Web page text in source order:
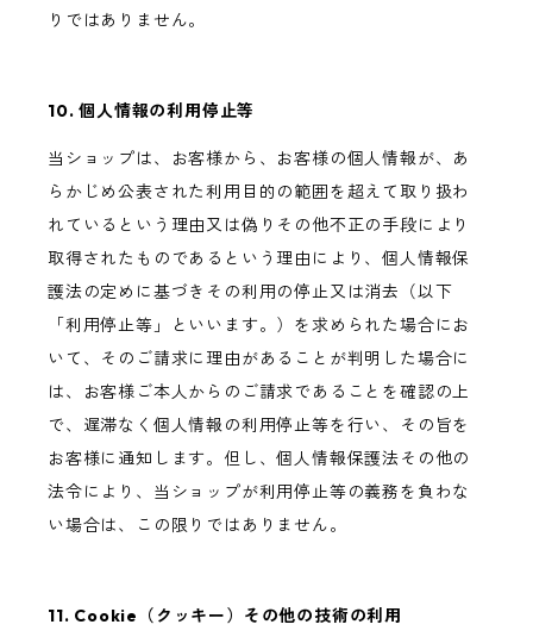
りではありません。
10. 個人情報の利用停止等
当ショップは、お客様から、お客様の個人情報が、あ
らかじめ公表された利用目的の範囲を超えて取り扱わ
れているという理由又は偽りその他不正の手段により
取得されたものであるという理由により、個人情報保
護法の定めに基づきその利用の停止又は消去（以下
「利用停止等」といいます。）を求められた場合にお
いて、そのご請求に理由があることが判明した場合に
は、お客様ご本人からのご請求であることを確認の上
で、遅滞なく個人情報の利用停止等を行い、その旨を
お客様に通知します。但し、個人情報保護法その他の
法令により、当ショップが利用停止等の義務を負わな
い場合は、この限りではありません。
11. Cookie（クッキー）その他の技術の利用